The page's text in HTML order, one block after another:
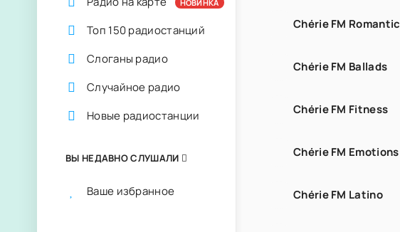
Chérie FM Romantic
Chérie FM Ballads
Chérie FM Fitness
Chérie FM Emotions
Chérie FM Latino
НОВИНКА
Топ 150 радиостанций
Слоганы радио
Случайное радио
Новые радиостанции
ВЫ НЕДАВНО СЛУШАЛИ
Ваше избранное